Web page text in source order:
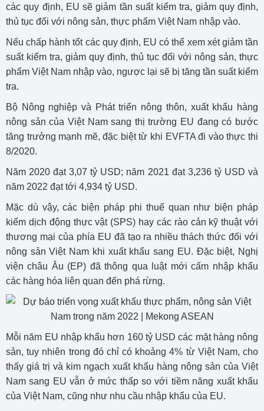
các quy định, EU sẽ giảm tần suất kiểm tra, giảm quy định,
thủ tục đối với nông sản, thực phẩm Việt Nam nhập vào.
Nếu chấp hành tốt các quy định, EU có thể xem xét giảm tần
suất kiểm tra, giảm quy định, thủ tục đối với nông sản, thực
phẩm Việt Nam nhập vào, ngược lại sẽ bị tăng tần suất kiểm
tra.
Bộ Nông nghiệp và Phát triển nông thôn, xuất khẩu hàng
nông sản của Việt Nam sang thị trường EU đang có bước
tăng trưởng mạnh mẽ, đặc biệt từ khi EVFTA đi vào thực thi
8/2020.
Năm 2020 đạt 3,07 tỷ USD; năm 2021 đạt 3,236 tỷ USD và
năm 2022 đạt tới 4,934 tỷ USD.
Mặc dù vậy, các biện pháp phi thuế quan như biện pháp
kiểm dịch động thực vật (SPS) hay các rào cản kỹ thuật với
thương mại của phía EU đã tạo ra nhiều thách thức đối với
nông sản Việt Nam khi xuất khẩu sang EU. Đặc biệt, Nghị
viện châu Âu (EP) đã thông qua luật mới cấm nhập khẩu
các hàng hóa liên quan đến phá rừng.
Mỗi năm EU nhập khẩu hơn 160 tỷ USD các mặt hàng nông
sản, tuy nhiên trong đó chỉ có khoảng 4% từ Việt Nam, cho
thấy giá trị và kim ngạch xuất khẩu hàng nông sản của Việt
Nam sang EU vẫn ở mức thấp so với tiềm năng xuất khẩu
của Việt Nam, cũng như nhu cầu nhập khẩu của EU.